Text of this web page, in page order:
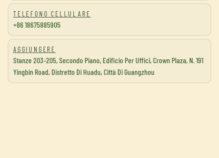
TELEFONO CELLULARE
+86 18675885905
AGGIUNGERE
Stanze 203-205, Secondo Piano, Edificio Per Uffici, Crown Plaza, N. 191
Yingbin Road, Distretto Di Huadu, Città Di Guangzhou